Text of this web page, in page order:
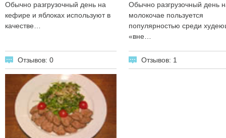
Обычно разгрузочный день на
кефире и яблоках используют в
качестве…
Отзывов: 0
Обычно разгрузочный день
молокочае пользуется
популярностью среди
«вне…
Отзывов: 1